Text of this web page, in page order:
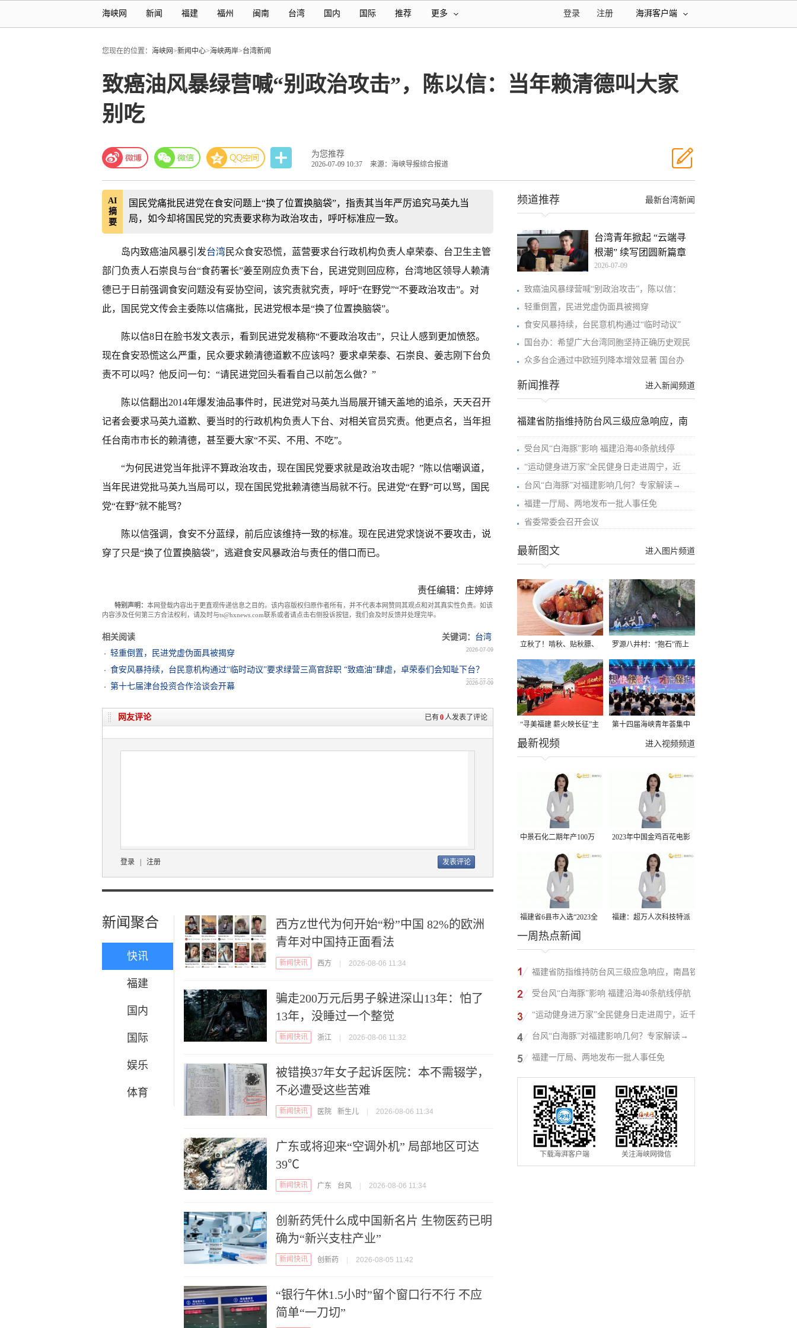
海峡网 新闻 福建 福州 闽南 台湾 国内 国际 推荐 更多 海湃客户端
注册
登录
您现在的位置： 海峡网>新闻中心>海峡两岸>台湾新闻
致癌油风暴绿营喊“别政治攻击”，陈以信：当年赖清德叫大家
别吃
为您推荐
2026-07-09 10:37 来源：海峡导报综合报道
AI
摘
要
国民党痛批民进党在食安问题上“换了位置换脑袋”，指责其当年严厉追究马英九当
局，如今却将国民党的究责要求称为政治攻击，呼吁标准应一致。
岛内致癌油风暴引发台湾民众食安恐慌，蓝营要求台行政机构负责人卓荣泰、台卫生主管
部门负责人石崇良与台“食药署长”姜至刚应负责下台，民进党则回应称，台湾地区领导人赖清
德已于日前强调食安问题没有妥协空间，该究责就究责，呼吁“在野党”“不要政治攻击”。对
此，国民党文传会主委陈以信痛批，民进党根本是“换了位置换脑袋”。
陈以信8日在脸书发文表示，看到民进党发稿称“不要政治攻击”，只让人感到更加愤怒。
现在食安恐慌这么严重，民众要求赖清德道歉不应该吗？要求卓荣泰、石崇良、姜志刚下台负
责不可以吗？他反问一句：“请民进党回头看看自己以前怎么做？”
陈以信翻出2014年爆发油品事件时，民进党对马英九当局展开铺天盖地的追杀，天天召开
记者会要求马英九道歉、要当时的行政机构负责人下台、对相关官员究责。他更点名，当年担
任台南市市长的赖清德，甚至要大家“不买、不用、不吃”。
“为何民进党当年批评不算政治攻击，现在国民党要求就是政治攻击呢？”陈以信嘲讽道，
当年民进党批马英九当局可以，现在国民党批赖清德当局就不行。民进党“在野”可以骂，国民
党“在野”就不能骂？
陈以信强调，食安不分蓝绿，前后应该维持一致的标准。现在民进党求饶说不要攻击，说
穿了只是“换了位置换脑袋”，逃避食安风暴政治与责任的借口而已。
责任编辑：庄婷婷
特别声明： 本网登载内容出于更直观传递信息之目的。该内容版权归原作者所有，并不代表本网赞同其观点和对其真实性负责。如该
内容涉及任何第三方合法权利，请及时与ts@hxnews.com联系或者请点击右侧投诉按钮，我们会及时反馈并处理完毕。
相关阅读 关键词： 台湾
轻重倒置，民进党虚伪面具被揭穿
2026-07-09
食安风暴持续，台民意机构通过“临时动议”要求绿营三高官辞职 “致癌油”肆虐，卓荣泰们会知耻下台？
2026-07-09
第十七届津台投资合作洽谈会开幕 2026-07-09
已有0人发表了评论
网友评论
登录 注册
新闻聚合
快讯
福建
国内
国际
娱乐
体育
西方Z世代为何开始“粉”中国 82%的欧洲
青年对中国持正面看法
新闻快讯 西方 2026-08-06 11:34
骗走200万元后男子躲进深山13年：怕了
13年，没睡过一个整觉
新闻快讯 浙江 2026-08-06 11:32
被错换37年女子起诉医院：本不需辍学，
不必遭受这些苦难
新闻快讯 医院 新生儿 2026-08-06 11:34
广东或将迎来“空调外机” 局部地区可达
39℃
新闻快讯 广东 台风 2026-08-06 11:34
创新药凭什么成中国新名片 生物医药已明
确为“新兴支柱产业”
新闻快讯 创新药 2026-08-05 11:42
“银行午休1.5小时”留个窗口行不行 不应
简单“一刀切”
最新台湾新闻
频道推荐
台湾青年掀起 “云端寻
根潮” 续写团圆新篇章
2026-07-09
致癌油风暴绿营喊“别政治攻击”，陈以信：
轻重倒置，民进党虚伪面具被揭穿
食安风暴持续，台民意机构通过“临时动议”
国台办：希望广大台湾同胞坚持正确历史观民
众多台企通过中欧班列降本增效显著 国台办
进入新闻频道
新闻推荐
福建省防指维持防台风三级应急响应，南
受台风“白海豚”影响 福建沿海40条航线停
“运动健身进万家”全民健身日走进周宁，近
台风“白海豚”对福建影响几何？专家解读→
福建一厅局、两地发布一批人事任免
省委常委会召开会议
进入图片频道
最新图文
立秋了！啃秋、贴秋膘、
晒秋，福建人这样过才够
味→
罗源八井村：“抱石”而上
“寻美福建 薪火映长征”主
题活动在龙岩长汀启动
第十四届海峡青年荟集中
阶段活动在福州举行
进入视频频道
最新视频
中景石化二期年产100万
吨丙烷脱氢项目建成中交
2023年中国金鸡百花电影
节有福电影巡展31日启动
福建省6县市入选“2023全
国县域发展潜力百强县”
福建：超万人次科技特派
一周热点新闻
福建省防指维持防台风三级应急响应，南昌铁
路停运部分旅客列车→
受台风“白海豚”影响 福建沿海40条航线停航
“运动健身进万家”全民健身日走进周宁，近千
人徒步云端
台风“白海豚”对福建影响几何？专家解读→
福建一厅局、两地发布一批人事任免
下载海湃客户端 关注海峡网微信